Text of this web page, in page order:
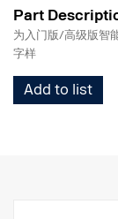
Part
为入门版/高级版智
字样
Add to list